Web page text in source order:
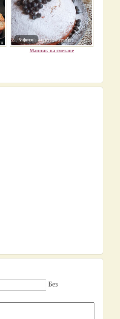
9 фото
Манник на сметане
Без